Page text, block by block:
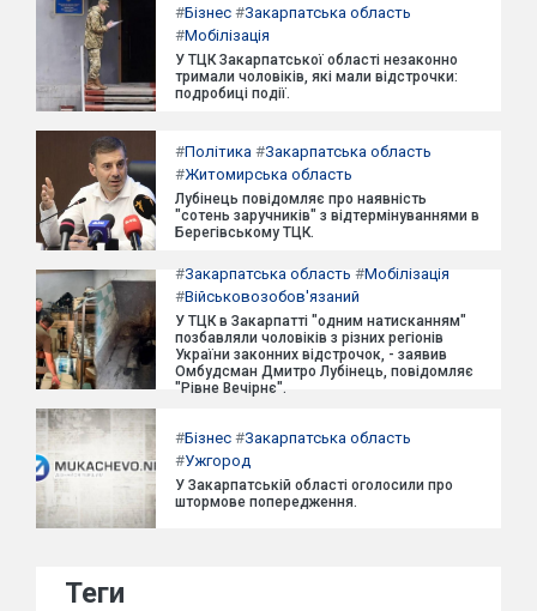
#Бізнес #Закарпатська область
#Мобілізація
У ТЦК Закарпатської області незаконно
тримали чоловіків, які мали відстрочки:
подробиці події.
#Політика #Закарпатська область
#Житомирська область
Лубінець повідомляє про наявність
"сотень заручників" з відтермінуваннями в
Берегівському ТЦК.
#Закарпатська область #Мобілізація
#Військовозобов'язаний
У ТЦК в Закарпатті "одним натисканням"
позбавляли чоловіків з різних регіонів
України законних відстрочок, - заявив
Омбудсман Дмитро Лубінець, повідомляє
"Рівне Вечірнє".
#Бізнес #Закарпатська область
#Ужгород
У Закарпатській області оголосили про
штормове попередження.
Теги